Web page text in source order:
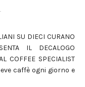
SU DIECI CURANO
IL DECALOGO
COFFEE SPECIALIST
caffè ogni giorno e